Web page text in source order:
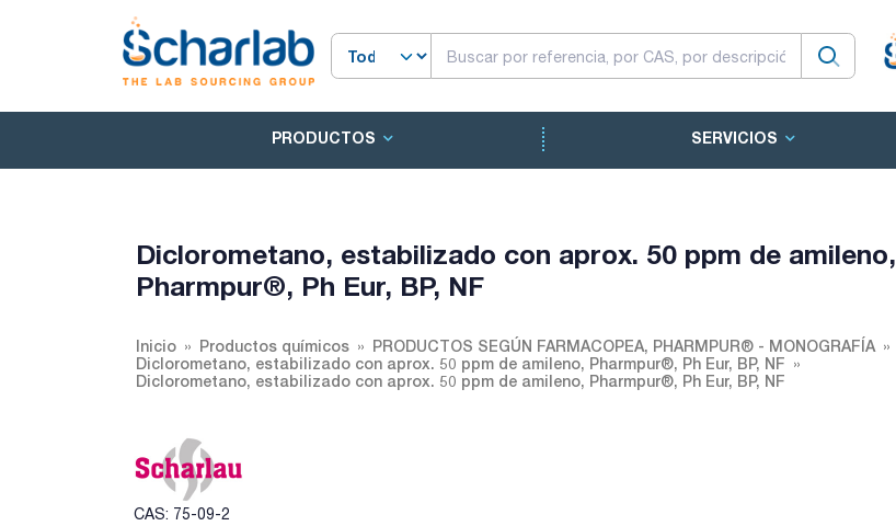
PRODUCTOS SERVICIOS
Diclorometano, estabilizado con aprox. 50 ppm de amileno,
Pharmpur®, Ph Eur, BP, NF
Inicio Productos químicos
PRODUCTOS SEGÚN FARMACOPEA, PHARMPUR® - MONOGRAFÍA
Diclorometano, estabilizado con aprox. 50 ppm de amileno, Pharmpur®, Ph Eur, BP, NF
Diclorometano, estabilizado con aprox. 50 ppm de amileno, Pharmpur®, Ph Eur, BP, NF
CAS: 75-09-2